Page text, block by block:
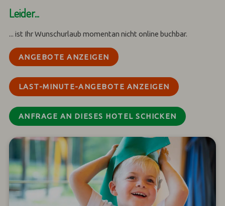
Leider...
... ist Ihr Wunschurlaub momentan nicht online buchbar.
ANGEBOTE ANZEIGEN
LAST-MINUTE-ANGEBOTE ANZEIGEN
ANFRAGE AN DIESES HOTEL SCHICKEN